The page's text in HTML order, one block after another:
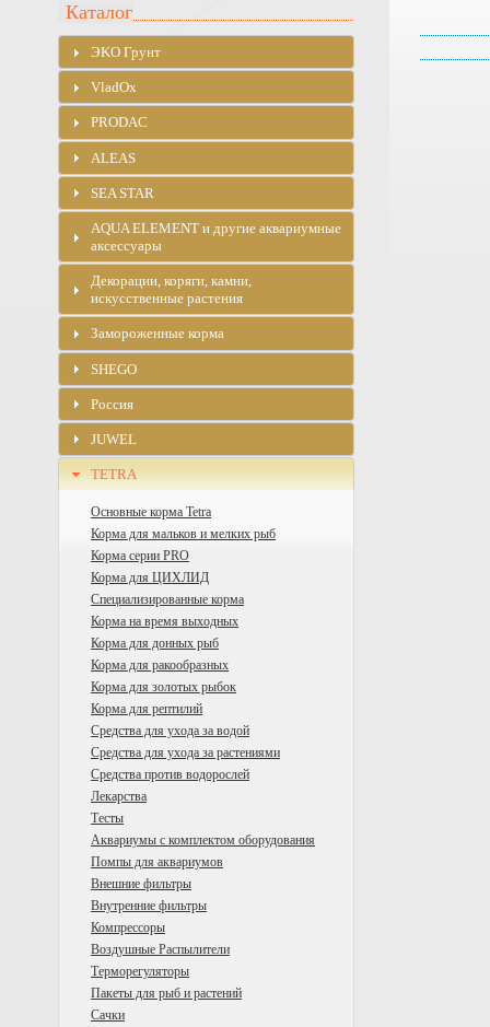
Каталог
ЭKO Грунт
VladOx
PRODAC
ALEAS
SEA STAR
AQUA ELEMENT и другие аквариумные
аксессуары
Декорации, коряги, камни,
искусственные растения
Замороженные корма
SHEGO
Россия
JUWEL
TETRA
Основные корма Tetra
Корма для мальков и мелких рыб
Корма серии PRO
Корма для ЦИХЛИД
Специализированные корма
Корма на время выходных
Корма для донных рыб
Корма для ракообразных
Корма для золотых рыбок
Корма для рептилий
Средства для ухода за водой
Средства для ухода за растениями
Средства против водорослей
Лекарства
Тесты
Аквариумы с комплектом оборудования
Помпы для аквариумов
Внешние фильтры
Внутренние фильтры
Компрессоры
Воздушные Распылители
Терморегуляторы
Пакеты для рыб и растений
Сачки